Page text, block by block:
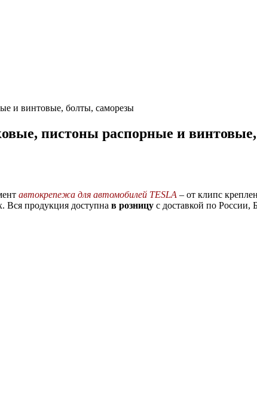
и винтовые, болты, саморезы
пистоны распорные и
автокрепежа для автомобилей TESLA – от клипс
Вся продукция доступна в розницу с доставкой по России,